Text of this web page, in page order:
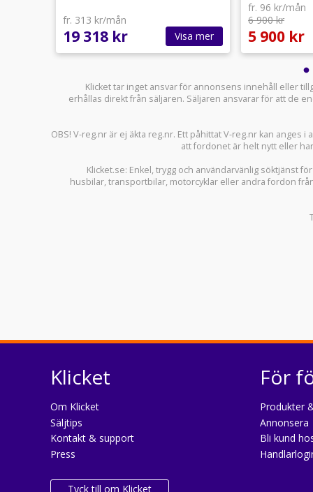
fr. 313 kr/mån
19 318 kr Visa mer
fr. 96 kr/mån
6 900 kr
5 900 kr
Klicket tar inget ansvar för annonsens innehåll eller
erhållas direkt från säljaren. Säljaren ansvarar för att de
OBS! V-reg.nr är ej äkta reg.nr. Ett påhittat V-reg.nr kan
att fordonet är helt nytt eller
Klicket.se: Enkel, trygg och användarvänlig söktjänst
husbilar,transportbilar, motorcyklar eller andra fordon
Klicket
Om Klicket
Säljtips
Kontakt & support
Press
Tyck till om Klicket
För
Produkter
Annonsera
Bli kund